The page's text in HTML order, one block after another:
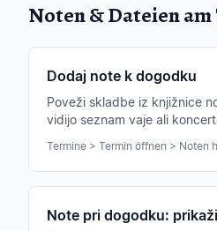
Noten & Dateien
Dodaj note k dogodku
Poveži skladbe iz knjižnice
vidijo seznam vaje ali
Termine > Termin öffnen > Noten
Note pri dogodku: